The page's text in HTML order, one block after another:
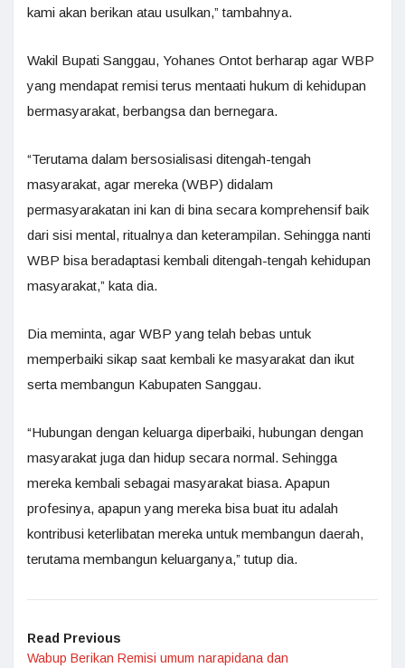
kami akan berikan atau usulkan,” tambahnya.
Wakil Bupati Sanggau, Yohanes Ontot berharap agar WBP
yang mendapat remisi terus mentaati hukum di kehidupan
bermasyarakat, berbangsa dan bernegara.
“Terutama dalam bersosialisasi ditengah-tengah
masyarakat, agar mereka (WBP) didalam
permasyarakatan ini kan di bina secara komprehensif baik
dari sisi mental, ritualnya dan keterampilan. Sehingga nanti
WBP bisa beradaptasi kembali ditengah-tengah kehidupan
masyarakat,” kata dia.
Dia meminta, agar WBP yang telah bebas untuk
memperbaiki sikap saat kembali ke masyarakat dan ikut
serta membangun Kabupaten Sanggau.
“Hubungan dengan keluarga diperbaiki, hubungan dengan
masyarakat juga dan hidup secara normal. Sehingga
mereka kembali sebagai masyarakat biasa. Apapun
profesinya, apapun yang mereka bisa buat itu adalah
kontribusi keterlibatan mereka untuk membangun daerah,
terutama membangun keluarganya,” tutup dia.
Read Previous
Wabup Berikan Remisi umum narapidana dan